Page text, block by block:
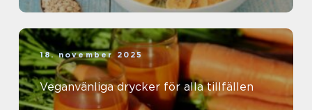
18. november 2025
Veganvänliga drycker för alla tillfällen